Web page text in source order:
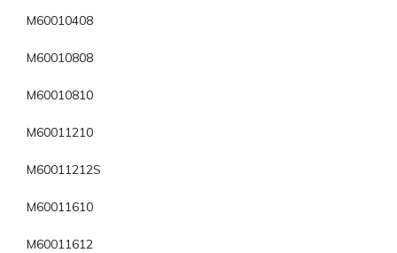
M60010408
M60010808
M60010810
M60011210
M60011212S
M60011610
M60011612